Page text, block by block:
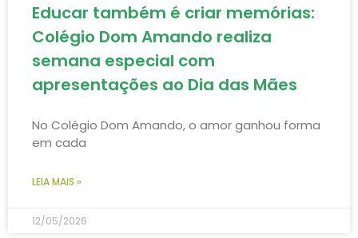
Educar também é criar memórias:
Colégio Dom Amando realiza
semana especial com
apresentações ao Dia das Mães
No Colégio Dom Amando, o amor ganhou forma
em cada
LEIA MAIS »
12/05/2026